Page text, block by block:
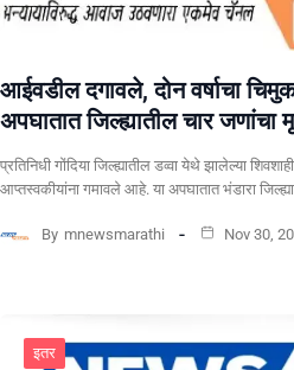
आईवडील दगावले, दोन वर्षाचा
अपघातात जिल्ह्यातील चार जणांचा
प्रतिनिधी गोंदिया जिल्ह्यातील डव्वा येथे झालेल्या
आप्तस्वकीयांना गमावले आहे. या अपघातात भंडारा
By mnewsmarathi Nov 30,
इतर